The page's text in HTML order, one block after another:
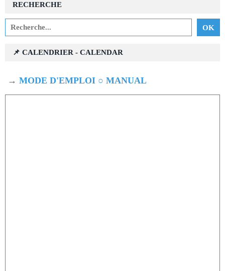
RECHERCHE
📌 CALENDRIER - CALENDAR
→ MODE D'EMPLOI ○ MANUAL